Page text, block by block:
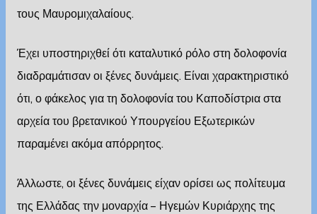
τους Μαυρομιχαλαίους.
Έχει υποστηριχθεί ότι καταλυτικό ρόλο στη δολοφονία
διαδραμάτισαν οι ξένες δυνάμεις. Είναι χαρακτηριστικό
ότι, ο φάκελος για τη δολοφονία του Καποδίστρια στα
αρχεία του βρετανικού Υπουργείου Εξωτερικών
παραμένει ακόμα απόρρητος.
Άλλωστε, οι ξένες δυνάμεις είχαν ορίσει ως πολίτευμα
της Ελλάδας την μοναρχία – Ηγεμών Κυριάρχης της